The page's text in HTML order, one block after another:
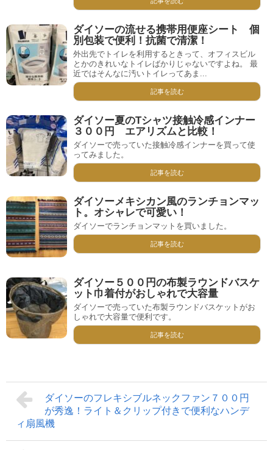
ダイソーの流せる携帯用便座シート 個
別包装で便利！抗菌で清潔！
外出先でトイレを利用するときって、オフィスビル
とかのきれいなトイレばかりじゃないですよね。 最
近ではそんなに汚いトイレってあま...
記事を読む
ダイソー夏のTシャツ接触冷感インナー
３００円 エアリズムと比較！
ダイソーで売っていた接触冷感インナーを買って使
ってみました。
記事を読む
ダイソーメキシカン風のランチョンマッ
ト。オシャレで可愛い！
ダイソーでランチョンマットを買いました。
記事を読む
ダイソー５００円の布製ラウンドバスケ
ット巾着付がおしゃれで大容量
ダイソーで売っていた布製ラウンドバスケットがお
しゃれで大容量で便利です。
記事を読む
ダイソーのフレキシブルネックファン７００円
が秀逸！ライト＆クリップ付きで便利なハンデ
ィ扇風機